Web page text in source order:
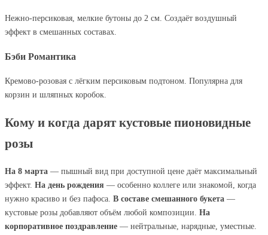
Нежно-персиковая, мелкие бутоны до 2 см. Создаёт воздушный
эффект в смешанных составах.
Бэби Романтика
Кремово-розовая с лёгким персиковым подтоном. Популярна для
корзин и шляпных коробок.
Кому и когда дарят кустовые пионовидные
розы
На 8 марта — пышный вид при доступной цене даёт максимальный
эффект. На день рождения — особенно коллеге или знакомой, когда
нужно красиво и без пафоса. В составе смешанного букета —
кустовые розы добавляют объём любой композиции. На
корпоративное поздравление — нейтральные, нарядные, уместные.